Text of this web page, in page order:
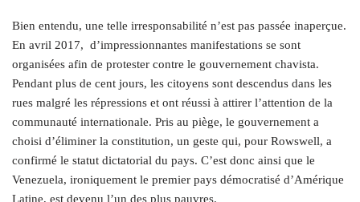
Bien entendu, une telle irresponsabilité n’est pas passée inaperçue.
En avril 2017, d’impressionnantes manifestations se sont
organisées afin de protester contre le gouvernement chavista.
Pendant plus de cent jours, les citoyens sont descendus dans les
rues malgré les répressions et ont réussi à attirer l’attention de la
communauté internationale. Pris au piège, le gouvernement a
choisi d’éliminer la constitution, un geste qui, pour Rowswell, a
confirmé le statut dictatorial du pays. C’est donc ainsi que le
Venezuela, ironiquement le premier pays démocratisé d’Amérique
Latine, est devenu l’un des plus pauvres.